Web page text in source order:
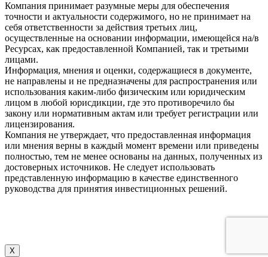
Компания принимает разумные меры для обеспечения
точности и актуальности содержимого, но не принимает на
себя ответственности за действия третьих лиц,
осуществленные на основании информации, имеющейся на/в
Ресурсах, как предоставленной Компанией, так и третьими
лицами.
Информация, мнения и оценки, содержащиеся в документе,
не направлены и не предназначены для распространения или
использования каким-либо физическим или юридическим
лицом в любой юрисдикции, где это противоречило бы
закону или нормативным актам или требует регистрации или
лицензирования.
Компания не утверждает, что предоставленная информация
или мнения верны в каждый момент времени или приведены
полностью, тем не менее основаны на данных, полученных из
достоверных источников. Не следует использовать
представленную информацию в качестве единственного
руководства для принятия инвестиционных решений.
X